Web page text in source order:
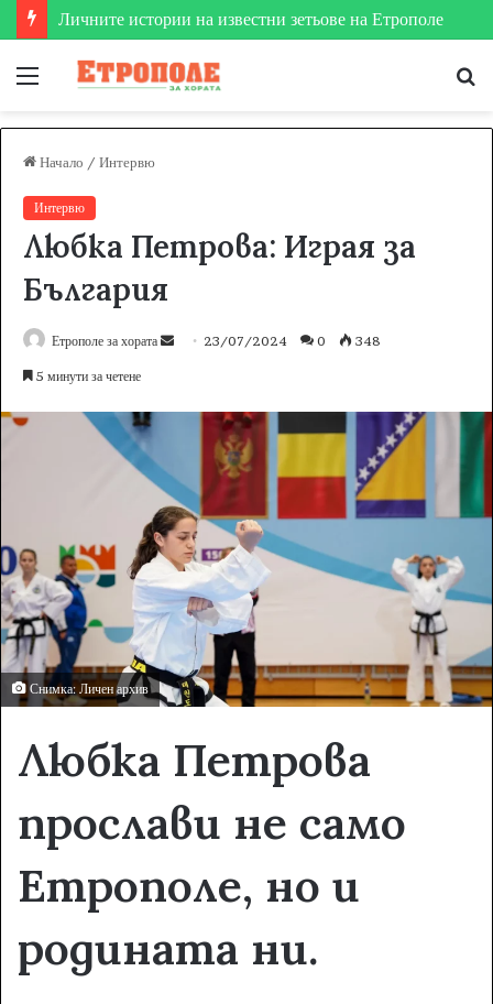
Етрополе затвърди мястото си на футболната карта
Меню
Начало / Интервю
Интервю
Любка Петрова: Играя за
България
Етрополе за хората
e
m
l
23/07/2024 0 348
5 минути за четене
Снимка: Личен архив
Любка Петрова
прослави не само
Етрополе, но и
родината ни.